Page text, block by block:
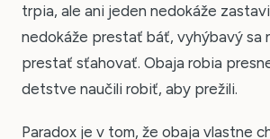
trpia, ale ani jeden nedokáže
nedokáže prestať báť, vyhýbavý sa
prestať sťahovať. Obaja robia
detstve naučili robiť, aby prežili.
Paradox je v tom, že obaja vlastne